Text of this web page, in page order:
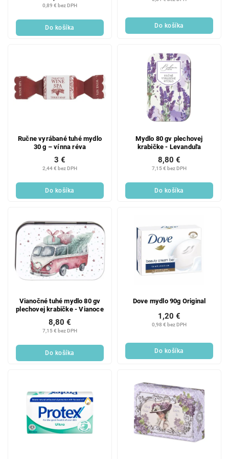
0,89 € bez DPH
Do košíka Do košíka
Ručne vyrábané tuhé mydlo
30 g – vínna réva
2,44 € bez DPH
3 €
Do košíka
Mydlo 80 gv plechovej
krabičke - Levanduľa
7,15 € bez DPH
8,80 €
Do košíka
Vianočné tuhé mydlo 80 gv
plechovej krabičke - Vianoce
7,15 € bez DPH
8,80 €
Do košíka
Dove mydlo 90g Original
0,98 € bez DPH
1,20 €
Do košíka